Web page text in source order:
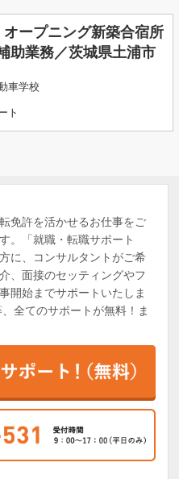
ープニング新築合宿所
助業務／茨城県土浦市
車学校
ト
免許を活かせるお仕事をご
。「就職・転職サポート
に、コンサルタントがご希
、面接のセッティングやフ
開始までサポートいたしま
全てのサポートが無料！ま